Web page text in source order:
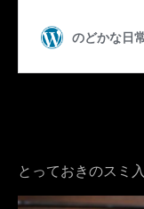
とっておきのスミ